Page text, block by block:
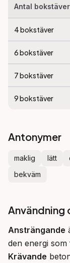
Antal bokstäver
4bokstäver
6bokstäver
7bokstäver
9bokstäver
Antonymer
maklig lätt
bekväm
Användning
Ansträngande
Krävande